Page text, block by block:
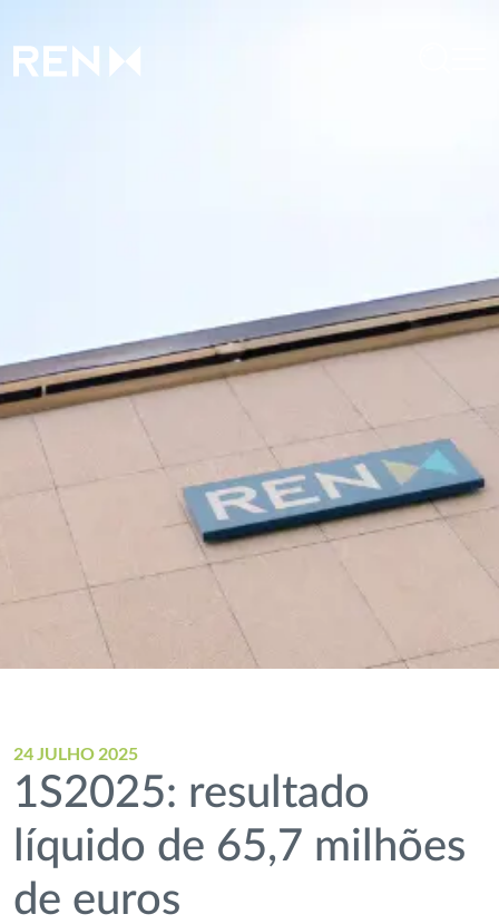
24 JULHO 2025
1S2025: resultado
líquido de 65,7 milhões
de euros